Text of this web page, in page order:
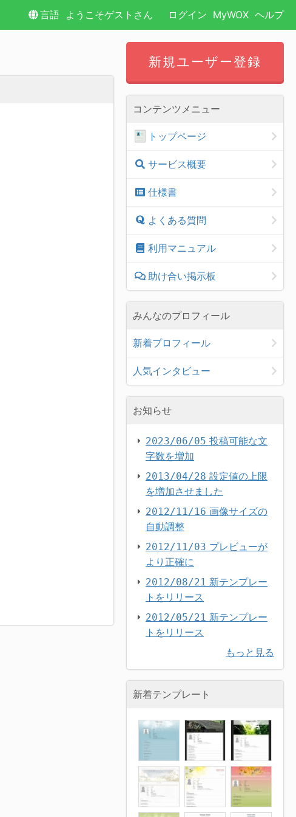
言語 ようこそゲストさん ログイン MyWOX ヘルプ
新規ユーザー登録
コンテンツメニュー
トップページ
サービス概要
仕様書
よくある質問
利用マニュアル
助け合い掲示板
みんなのプロフィール
新着プロフィール
人気インタビュー
お知らせ
2023/06/05 投稿可能な文
字数を増加
2013/04/28 設定値の上限
を増加させました
2012/11/16 画像サイズの
自動調整
2012/11/03 プレビューが
より正確に
2012/08/21 新テンプレー
トをリリース
2012/05/21 新テンプレー
トをリリース
もっと見る
新着テンプレート